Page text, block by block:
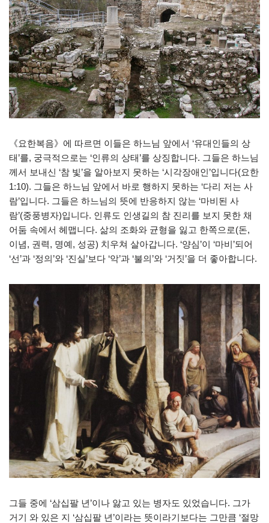
《요한복음》에 따르면 이들은 하느님 앞에서 ‘유대인들의 상
태’를, 궁극적으로는 ‘인류의 상태’를 상징합니다. 그들은 하느님
께서 보내신 ‘참 빛’을 알아보지 못하는 ‘시각장애인’입니다(요한
1:10). 그들은 하느님 앞에서 바로 행하지 못하는 ‘다리 저는 사
람’입니다. 그들은 하느님의 뜻에 반응하지 않는 ‘마비된 사
람’(중풍병자)입니다. 인류도 인생길의 참 진리를 보지 못한 채
어둠 속에서 헤맵니다. 삶의 조화와 균형을 잃고 한쪽으로(돈,
이념, 권력, 명예, 성공) 치우쳐 살아갑니다. ‘양심’이 ‘마비’되어
‘선’과 ‘정의’와 ‘진실’보다 ‘악’과 ‘불의’와 ‘거짓’을 더 좋아합니다.
그들 중에 ‘삼십팔 년’이나 앓고 있는 병자도 있었습니다. 그가
거기 와 있은 지 ‘삼십팔 년’이라는 뜻이라기보다는 그만큼 ‘절망